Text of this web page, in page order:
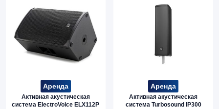
Аренда
Активная акустическая
система ElectroVoice ELX112P
Аренда
Активная акустическая
система Turbosound IP300